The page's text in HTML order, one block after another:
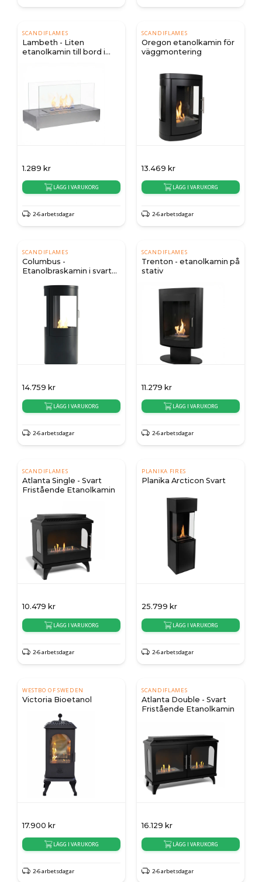
SCANDIFLAMES
Lambeth - Liten
etanolkamin till bord i
1.289 kr
LÄGG I VARUKORG
2-6 arbetsdagar
SCANDIFLAMES
Oregon etanolkamin för
väggmontering
13.469 kr
LÄGG I VARUKORG
2-6 arbetsdagar
SCANDIFLAMES
Columbus -
Etanolbraskamin i svart
14.759 kr
LÄGG I VARUKORG
2-6 arbetsdagar
SCANDIFLAMES
Trenton - etanolkamin på
stativ
11.279 kr
LÄGG I VARUKORG
2-6 arbetsdagar
SCANDIFLAMES
Atlanta Single - Svart
Fristående Etanolkamin
10.479 kr
LÄGG I VARUKORG
2-6 arbetsdagar
PLANIKA FIRES
Planika Arcticon Svart
25.799 kr
LÄGG I VARUKORG
2-6 arbetsdagar
WESTBO OF SWEDEN
Victoria Bioetanol
17.900 kr
LÄGG I VARUKORG
2-6 arbetsdagar
SCANDIFLAMES
Atlanta Double - Svart
Fristående Etanolkamin
16.129 kr
LÄGG I VARUKORG
2-6 arbetsdagar